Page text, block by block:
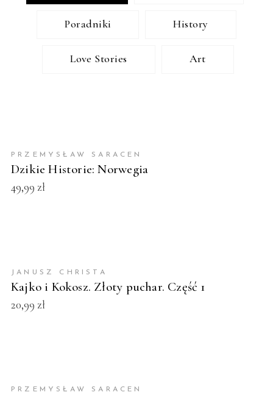
Poradniki History
Love Stories Art
NOWOŚĆ
PRZEMYSŁAW SARACEN
Dzikie Historie: Norwegia
49,99 zł
JANUSZ CHRISTA
Kajko i Kokosz. Złoty puchar. Część 1
20,99 zł
PRZEMYSŁAW SARACEN